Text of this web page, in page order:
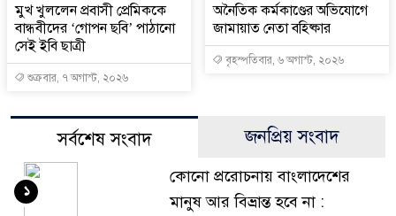
মুখ খুললেন প্রবাসী প্রেমিককে
বান্ধবীদের ‘গোপন ছবি’ পাঠানো
সেই ইবি ছাত্রী
শুক্রবার, ৭ অগাস্ট, ২০২৬
অনৈতিক কর্মকাণ্ডের অভিযোগে
জামায়াত নেতা বহিষ্কার
বৃহস্পতিবার, ৬ অগাস্ট, ২০২৬
সর্বশেষ সংবাদ জনপ্রিয় সংবাদ
কোনো প্ররোচনায় বাংলাদেশের
মানুষ আর বিভ্রান্ত হবে না :
১